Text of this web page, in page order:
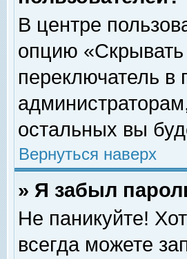
В центре
опцию
переключатель в
остальных вы
Вернуться наверх
» Я забыл
Не паникуйте!
всегда можете